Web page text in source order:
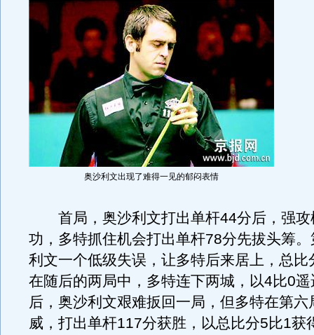
奥沙利文出现了难得一见的郁闷表情
首局，奥沙利文打出单杆44分后，强攻
功，多特抓住机会打出单杆78分先拔头筹
利文一个低级失误，让多特后来居上，总比
在随后的两局中，多特连下两城，以4比0
后，奥沙利文艰难扳回一局，但多特在第六
威，打出单杆117分获胜，以总比分5比1获